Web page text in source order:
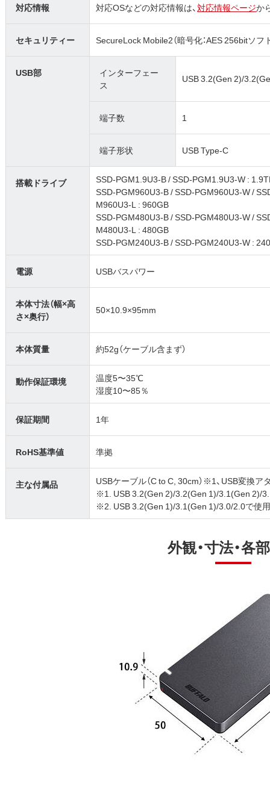
対応情報 対応OSなどの対応情報は、対応情報ページか
セキュリティー SecureLock Mobile2（暗号化：AES 256bitソフ
USB部
インターフェー
ス
USB 3.2(Gen 2)/
端子数 1
端子形状 USB Type-C
搭載ドライブ
SSD-PGM1.9U3-B / SSD-PGM1.9U3-W :
SSD-PGM960U3-B / SSD-PGM960U3-W /
M960U3-L : 960GB
SSD-PGM480U3-B / SSD-PGM480U3-W /
M480U3-L : 480GB
SSD-PGM240U3-B / SSD-PGM240U3-W :
電源 USBバスパワー
本体寸法（幅×高
さ×奥行）
50×10.9×95mm
本体質量 約52g（ケーブル含まず）
動作保証環境
温度5〜35℃
湿度10〜85％
保証期間 1年
RoHS基準値 準拠
主な付属品
USBケーブル（C to C, 30cm）※1、USB変換ア
※1. USB 3.2(Gen 2)/3.2(Gen 1)/3.1(Gen 2)/
※2. USB 3.2(Gen 1)/3.1(Gen 1)/3.0/2.0で使
外観・寸法・各